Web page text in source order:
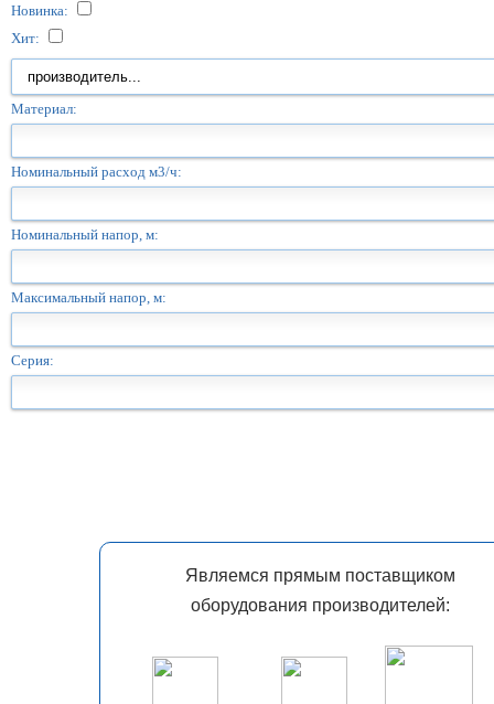
Новинка:
Хит:
Материал:
Номинальный расход м3/ч:
Номинальный напор, м:
Максимальный напор, м:
Серия:
Являемся прямым поставщиком
оборудования производителей: